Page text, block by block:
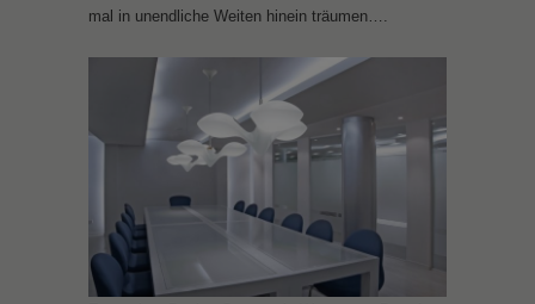
mal in unendliche Weiten hinein träumen….